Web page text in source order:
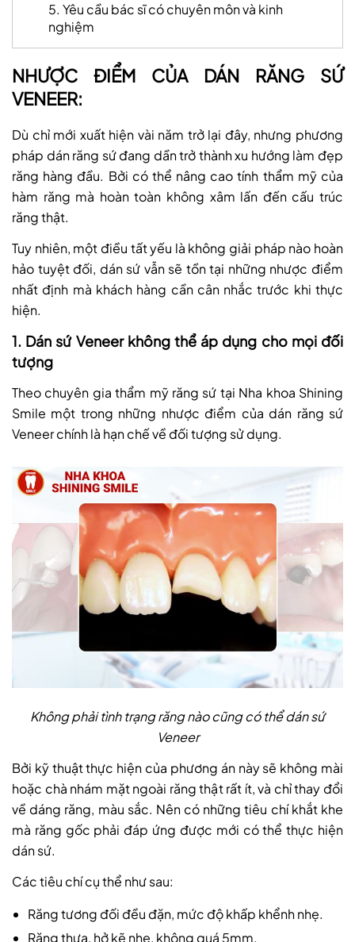
5. Yêu cầu bác sĩ có chuyên môn và kinh
nghiệm
NHƯỢC ĐIỂM CỦA DÁN RĂNG SỨ
VENEER:
Dù chỉ mới xuất hiện vài năm trở lại đây, nhưng phương
pháp dán răng sứ đang dần trở thành xu hướng làm đẹp
răng hàng đầu. Bởi có thể nâng cao tính thẩm mỹ của
hàm răng mà hoàn toàn không xâm lấn đến cấu trúc
răng thật.
Tuy nhiên, một điều tất yếu là không giải pháp nào hoàn
hảo tuyệt đối, dán sứ vẫn sẽ tồn tại những nhược điểm
nhất định mà khách hàng cần cân nhắc trước khi thực
hiện.
1. Dán sứ Veneer không thể áp dụng cho mọi đối
tượng
Theo chuyên gia thẩm mỹ răng sứ tại Nha khoa Shining
Smile một trong những nhược điểm của dán răng sứ
Veneer chính là hạn chế về đối tượng sử dụng.
Không phải tình trạng răng nào cũng có thể dán sứ
Veneer
Bởi kỹ thuật thực hiện của phương án này sẽ không mài
hoặc chà nhám mặt ngoài răng thật rất ít, và chỉ thay đổi
về dáng răng, màu sắc. Nên có những tiêu chí khắt khe
mà răng gốc phải đáp ứng được mới có thể thực hiện
dán sứ.
Các tiêu chí cụ thể như sau:
Răng tương đối đều đặn, mức độ khấp khểnh nhẹ.
Răng thưa, hở kẽ nhẹ, không quá 5mm.